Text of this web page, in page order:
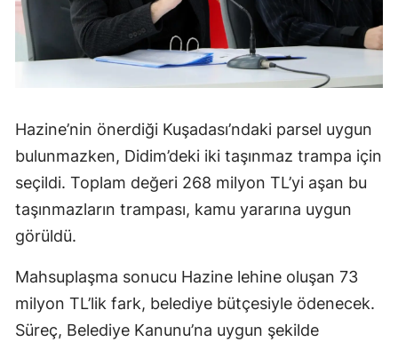
Hazine’nin önerdiği Kuşadası’ndaki parsel uygun
bulunmazken, Didim’deki iki taşınmaz trampa için
seçildi. Toplam değeri 268 milyon TL’yi aşan bu
taşınmazların trampası, kamu yararına uygun
görüldü.
Mahsuplaşma sonucu Hazine lehine oluşan 73
milyon TL’lik fark, belediye bütçesiyle ödenecek.
Süreç, Belediye Kanunu’na uygun şekilde